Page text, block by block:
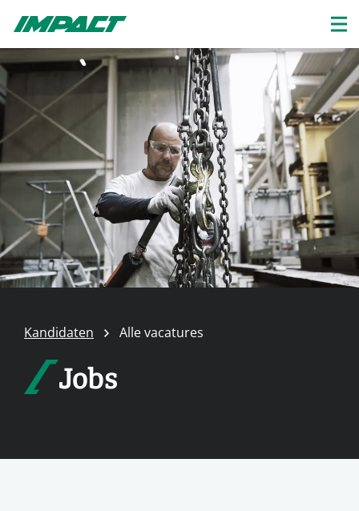
Kandidaten Alle vacatures
Jobs